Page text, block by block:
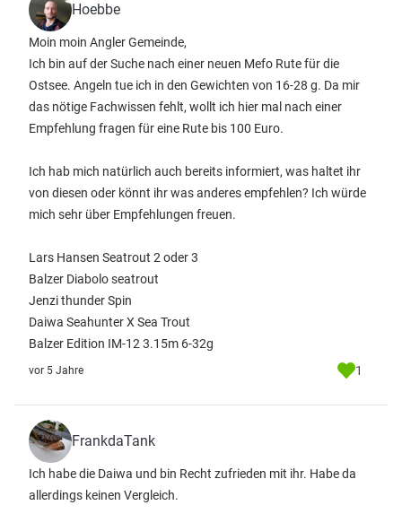
Hoebbe
Moin moin Angler Gemeinde,
Ich bin auf der Suche nach einer neuen Mefo Rute für die
Ostsee. Angeln tue ich in den Gewichten von 16-28 g. Da mir
das nötige Fachwissen fehlt, wollt ich hier mal nach einer
Empfehlung fragen für eine Rute bis 100 Euro.
Ich hab mich natürlich auch bereits informiert, was haltet ihr
von diesen oder könnt ihr was anderes empfehlen? Ich würde
mich sehr über Empfehlungen freuen.
Lars Hansen Seatrout 2 oder 3
Balzer Diabolo seatrout
Jenzi thunder Spin
Daiwa Seahunter X Sea Trout
Balzer Edition IM-12 3.15m 6-32g
vor 5 Jahre 1
FrankdaTank
Ich habe die Daiwa und bin Recht zufrieden mit ihr. Habe da
allerdings keinen Vergleich.